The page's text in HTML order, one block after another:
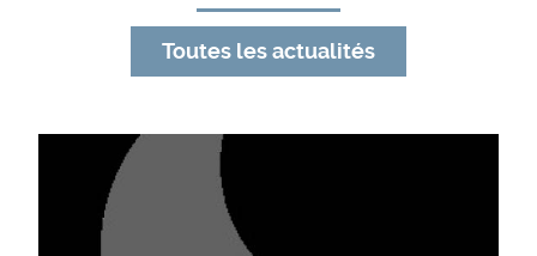
Toutes les actualités